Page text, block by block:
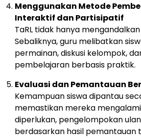
Menggunakan Metode
Interaktif dan Partisipatif
TaRL tidak hanya
Sebaliknya, guru melibatkan
permainan, diskusi kelompok,
pembelajaran berbasis praktik.
Evaluasi dan Pemantauan
Kemampuan siswa dipantau
memastikan mereka
diperlukan, pengelompokan
berdasarkan hasil pemantauan